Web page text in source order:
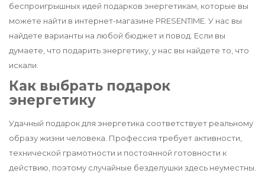
беспроигрышных идей подарков энергетикам, которые вы
можете найти в интернет-магазине PRESENTIME. У нас вы
найдете варианты на любой бюджет и повод. Если вы
думаете, что подарить энергетику, у нас вы найдете то, что
искали.
Как выбрать подарок
энергетику
Удачный подарок для энергетика соответствует реальному
образу жизни человека. Профессия требует активности,
технической грамотности и постоянной готовности к
действию, поэтому случайные безделушки здесь неуместны.